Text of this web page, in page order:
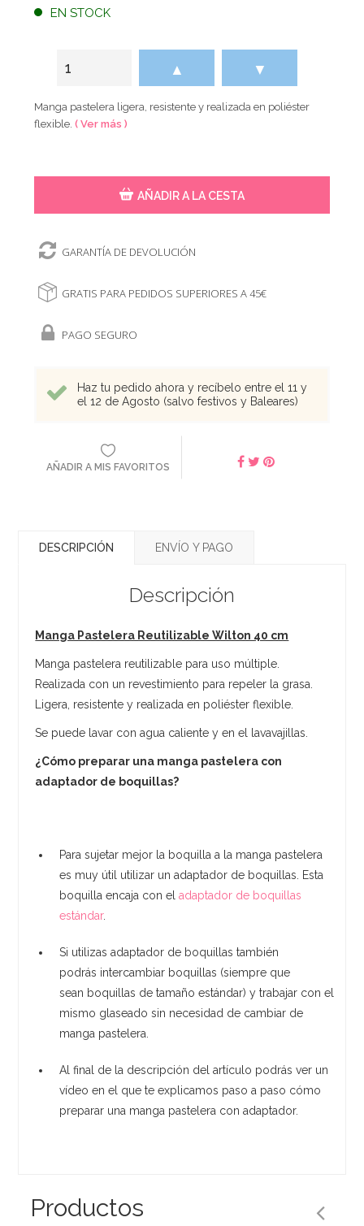
EN STOCK
▲ ▼
Manga pastelera ligera, resistente y realizada en poliéster
flexible.( Ver más )
AÑADIR A LA CESTA
GARANTÍA DE DEVOLUCIÓN
GRATIS PARA PEDIDOS SUPERIORES A 45€
PAGO SEGURO
Haz tu pedido ahora y recíbelo entre el 11 y
el 12 de Agosto (salvo festivos y Baleares)
AÑADIR A MIS FAVORITOS
DESCRIPCIÓN ENVÍO Y PAGO
Descripción
Manga Pastelera Reutilizable Wilton 40 cm
Manga pastelera reutilizable para uso múltiple.
Realizada con un revestimiento para repeler la grasa.
Ligera, resistente y realizada en poliéster flexible.
Se puede lavar con agua caliente y en el lavavajillas.
¿Cómo preparar una manga pastelera con
adaptador de boquillas?
Para sujetar mejor la boquilla a la manga pastelera
es muy útil utilizar un adaptador de boquillas. Esta
boquilla encaja con eladaptador de boquillas
estándar.
Si utilizas adaptador de boquillas también
podrás intercambiar boquillas (siempre que
sean boquillas de tamaño estándar) y trabajar con el
mismo glaseado sin necesidad de cambiar de
manga pastelera.
Al final de la descripción del artículo podrás ver un
vídeo en el que te explicamos paso a paso cómo
preparar una manga pastelera con adaptador.
Productos